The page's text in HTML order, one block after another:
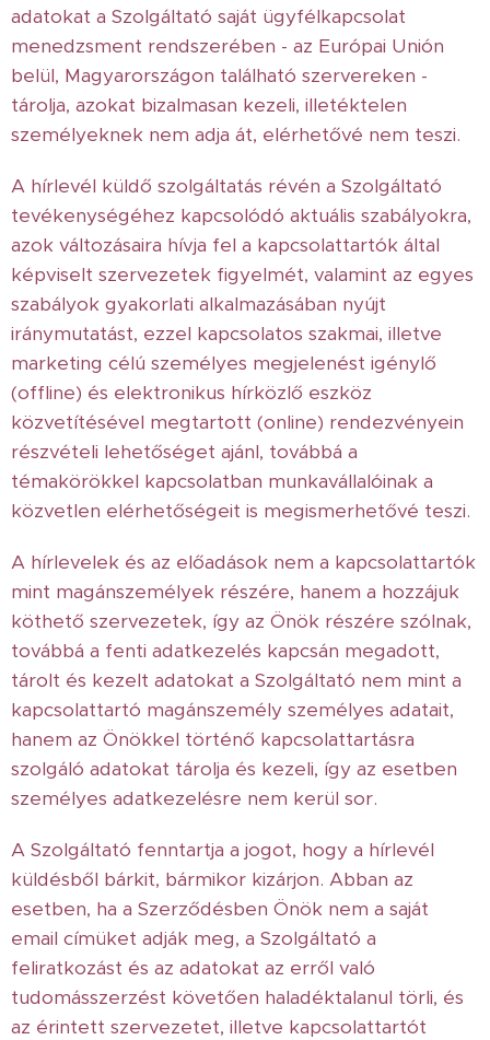
adatokat a Szolgáltató saját ügyfélkapcsolat
menedzsment rendszerében - az Európai Unión
belül, Magyarországon található szervereken -
tárolja, azokat bizalmasan kezeli, illetéktelen
személyeknek nem adja át, elérhetővé nem teszi.
A hírlevél küldő szolgáltatás révén a Szolgáltató
tevékenységéhez kapcsolódó aktuális szabályokra,
azok változásaira hívja fel a kapcsolattartók által
képviselt szervezetek figyelmét, valamint az egyes
szabályok gyakorlati alkalmazásában nyújt
iránymutatást, ezzel kapcsolatos szakmai, illetve
marketing célú személyes megjelenést igénylő
(offline) és elektronikus hírközlő eszköz
közvetítésével megtartott (online) rendezvényein
részvételi lehetőséget ajánl, továbbá a
témakörökkel kapcsolatban munkavállalóinak a
közvetlen elérhetőségeit is megismerhetővé teszi.
A hírlevelek és az előadások nem a kapcsolattartók
mint magánszemélyek részére, hanem a hozzájuk
köthető szervezetek, így az Önök részére szólnak,
továbbá a fenti adatkezelés kapcsán megadott,
tárolt és kezelt adatokat a Szolgáltató nem mint a
kapcsolattartó magánszemély személyes adatait,
hanem az Önökkel történő kapcsolattartásra
szolgáló adatokat tárolja és kezeli, így az esetben
személyes adatkezelésre nem kerül sor.
A Szolgáltató fenntartja a jogot, hogy a hírlevél
küldésből bárkit, bármikor kizárjon. Abban az
esetben, ha a Szerződésben Önök nem a saját
email címüket adják meg, a Szolgáltató a
feliratkozást és az adatokat az erről való
tudomásszerzést követően haladéktalanul törli, és
az érintett szervezetet, illetve kapcsolattartót